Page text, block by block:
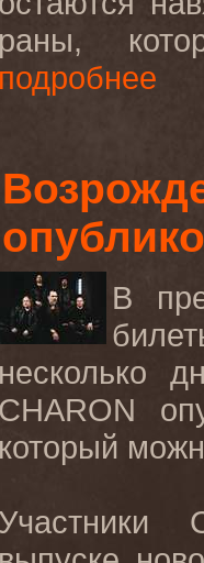
раны,
подробнее
В
несколько
CHARON
который
Участники